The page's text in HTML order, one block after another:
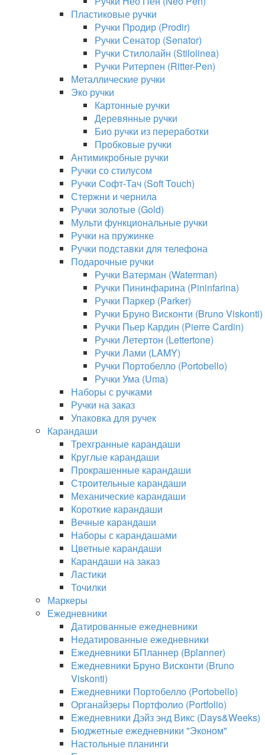
Пластиковые ручки
Ручки Продир (Prodir)
Ручки Сенатор (Senator)
Ручки Стилолайн (Stilolinea)
Ручки Ритерпен (Ritter-Pen)
Металлические ручки
Эко ручки
Картонные ручки
Деревянные ручки
Био ручки из переработки
Пробковые ручки
Антимикробные ручки
Ручки со стилусом
Ручки Софт-Тач (Soft Touch)
Стержни и чернила
Ручки золотые (Gold)
Мульти функциональные ручки
Ручки на пружинке
Ручки подставки для телефона
Подарочные ручки
Ручки Ватерман (Waterman)
Ручки Пининфарина (Pininfarina)
Ручки Паркер (Parker)
Ручки Бруно Висконти (Bruno Viskonti)
Ручки Пьер Кардин (Pierre Cardin)
Ручки Летертон (Lettertone)
Ручки Лами (LAMY)
Ручки Портобелло (Portobello)
Ручки Ума (Uma)
Наборы с ручками
Ручки на заказ
Упаковка для ручек
Карандаши
Трехгранные карандаши
Круглые карандаши
Прокрашенные карандаши
Строительные карандаши
Механические карандаши
Короткие карандаши
Вечные карандаши
Наборы с карандашами
Цветные карандаши
Карандаши на заказ
Ластики
Точилки
Маркеры
Ежедневники
Датированные ежедневники
Недатированные ежедневники
Ежедневники БПланнер (Bplanner)
Ежедневники Бруно Висконти (Bruno
Viskonti)
Ежедневники Портобелло (Portobello)
Органайзеры Портфолио (Portfolio)
Ежедневники Дэйз энд Викс (Days&Weeks)
Бюджетные ежедневники "Эконом"
Настольные планинги